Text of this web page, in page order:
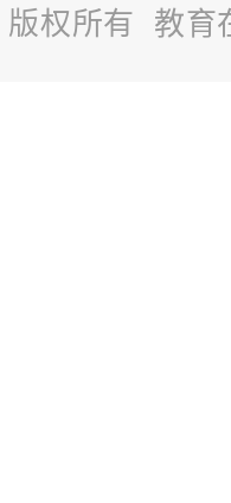
版权所有 教育